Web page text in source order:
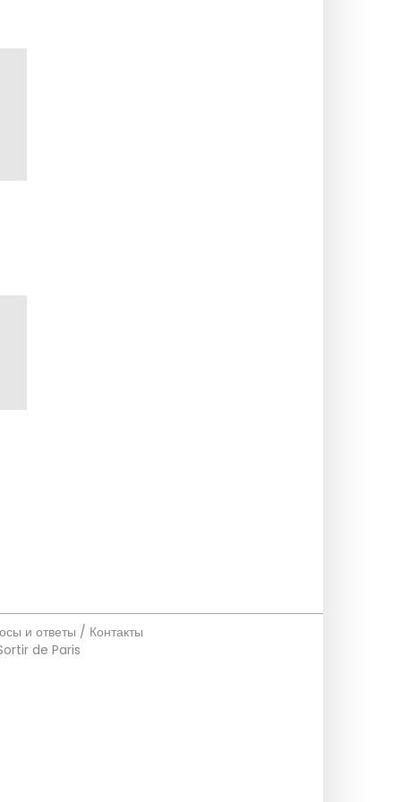
и ответы / Контакты
de Paris